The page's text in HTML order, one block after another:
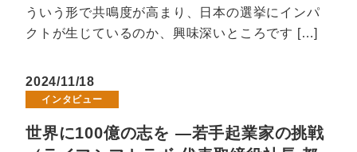
ういう形で共鳴度が高まり、日本の選挙にインパ
クトが生じているのか、興味深いところです […]
2024/11/18
インタビュー
世界に100億の志を ―若手起業家の挑戦